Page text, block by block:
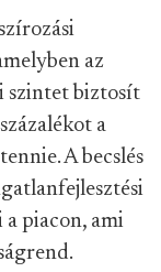
az
szintet biztosít
a
A becslés
piacon, ami